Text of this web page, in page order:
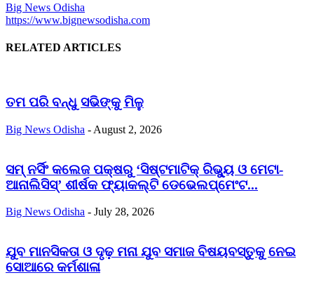
Big News Odisha
https://www.bignewsodisha.com
RELATED ARTICLES
ତମ ପରି ବନ୍ଧୁ ସଭିଙ୍କୁ ମିଳୁ
Big News Odisha - August 2, 2026
ସମ୍ ନର୍ସିଂ କଲେଜ ପକ୍ଷରୁ ‘ସିଷ୍ଟମାଟିକ୍ ରିଭ୍ୟୁ ଓ ମେଟା-
ଆନାଲିସିସ୍‌’ ଶୀର୍ଷକ ଫ୍ୟାକଲ୍ଟି ଡେଭେଲପ୍‌ମେଂଟ...
Big News Odisha - July 28, 2026
ଯୁବ ମାନସିକତା ଓ ଦୃଢ଼ ମନା ଯୁବ ସମାଜ ବିଷୟବସ୍ତୁକୁ ନେଇ
ସୋଆରେ କର୍ମଶାଳା